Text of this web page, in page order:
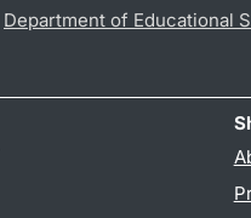
Department of Educational